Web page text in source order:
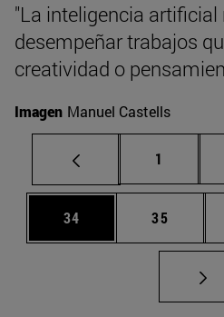
"La inteligencia artificial
desempeñar trabajos
creatividad o
Imagen Manuel Castells
Página
1
Página
34 Página
35